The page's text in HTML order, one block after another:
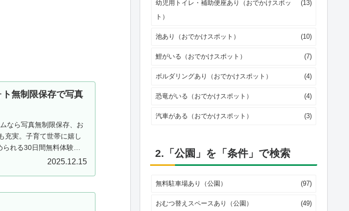
無制限保存で写真
なら写真無制限保存、お
充実。子育て世帯に嬉し
れる30日間無料体験実
2025.12.15
幼児用トイレ・補助便座あり（おでかけスポッ
ト）
(13)
池あり（おでかけスポット） (10)
鯉がいる（おでかけスポット） (7)
ボルダリングあり（おでかけスポット） (4)
恐竜がいる（おでかけスポット） (4)
汽車がある（おでかけスポット） (3)
2.「公園」を「条件」で検索
無料駐車場あり（公園） (97)
おむつ替えスペースあり（公園） (49)